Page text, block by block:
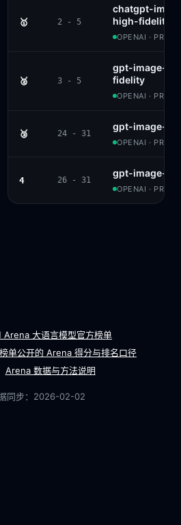
🥇 2 - 5
chatgpt-
high-fidelity
OPENAI ·
🥈 3 - 5
gpt-image-
fidelity
OPENAI ·
🥉 24 - 31
gpt-image-1
OPENAI ·
4 26 - 31
gpt-image-1-
OPENAI ·
Arena 大语言模型官方榜单
单公开的 Arena 得分与排名口径
Arena 数据与方法说明
同步： 2026-02-02